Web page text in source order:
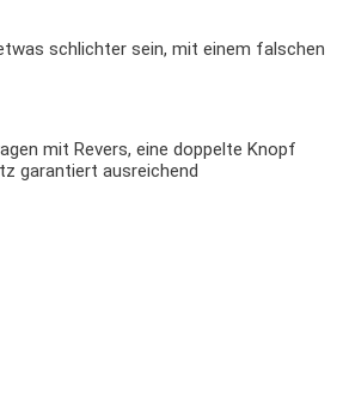
schlichter sein, mit einem falschen
mit Revers, eine doppelte Knopf
garantiert ausreichend